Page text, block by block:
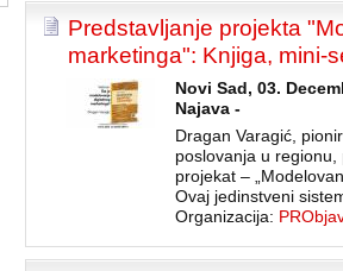
Predstavljanje projekta
marketinga": Knjiga, mini-
Novi Sad, 03.
Najava -
Dragan Varagić,
poslovanja u
projekat –
Ovaj jedinstveni
Organizacija: